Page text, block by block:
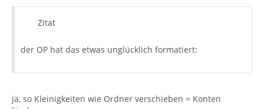
Zitat
der OP hat das etwas unglücklich formatiert:
ja, so Kleinigkeiten wie Ordner verschieben = Konten